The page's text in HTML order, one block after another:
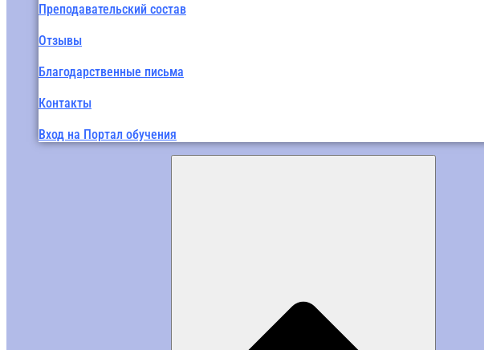
Преподавательский состав
Отзывы
Благодарственные письма
Контакты
Вход на Портал обучения